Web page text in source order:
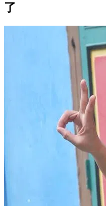
了